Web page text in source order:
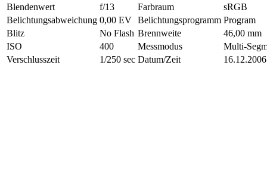
Blendenwert
f/13 Farbraum
sRGB
Belichtungsabweichung 0,00 EV Belichtungsprogramm Program
Blitz
No Flash Brennweite
46,00 mm
ISO
400 Messmodus
Multi-
Verschlusszeit
1/250 sec Datum/Zeit